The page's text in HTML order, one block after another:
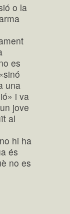
o la
es
una
i va
jove
al
hi ha
és
no es